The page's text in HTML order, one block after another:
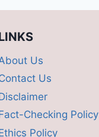
Us
Us
Checking Policy
Policy